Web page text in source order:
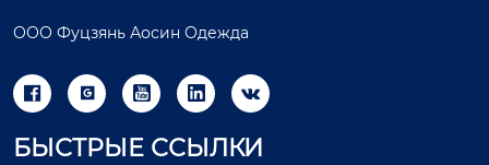
ООО Фуцзянь Аосин Одежда
    
БЫСТРЫЕ ССЫЛКИ